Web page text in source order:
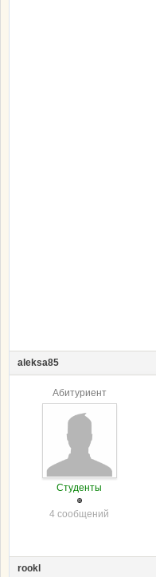
aleksa85
Абитуриент
Студенты
4 сообщений
rookl